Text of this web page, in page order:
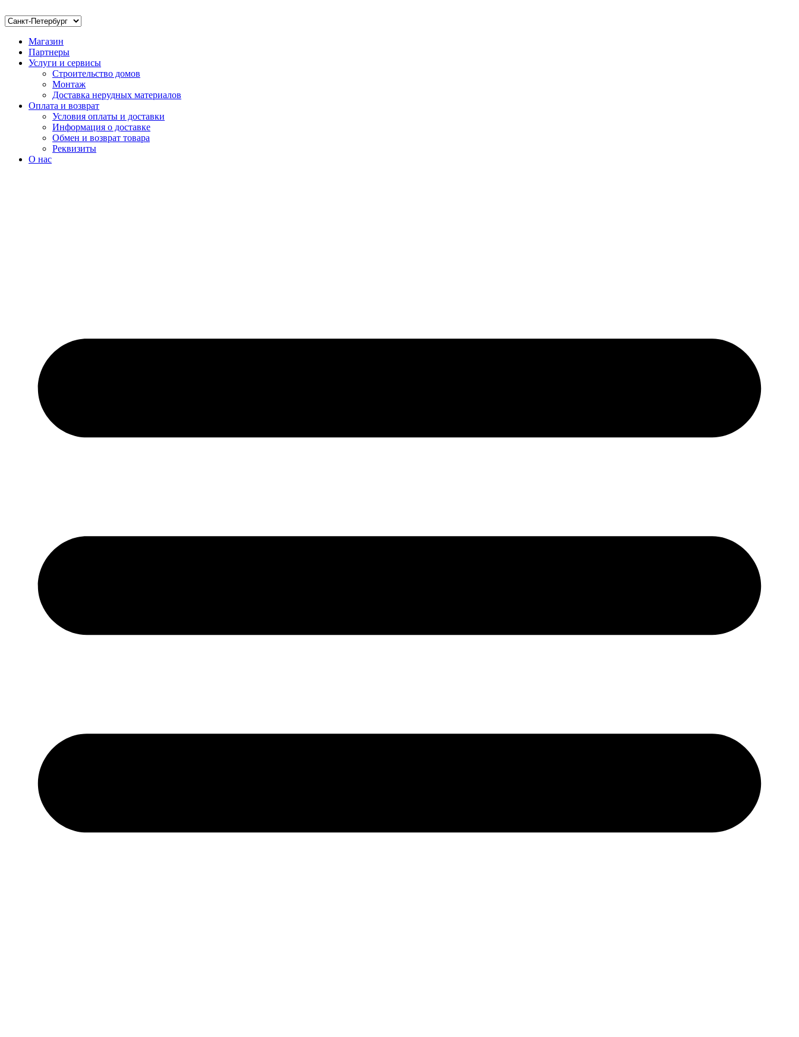
Магазин
Партнеры
Услуги и сервисы
Строительство домов
Монтаж
Доставка нерудных материалов
Оплата и возврат
Условия оплаты и доставки
Информация о доставке
Обмен и возврат товара
Реквизиты
О нас